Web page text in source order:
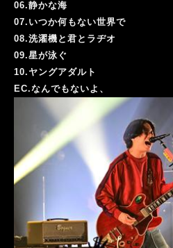
06.静かな海
07.いつか何もない世界で
08.洗濯機と君とラヂオ
09.星が泳ぐ
10.ヤングアダルト
EC.なんでもないよ、